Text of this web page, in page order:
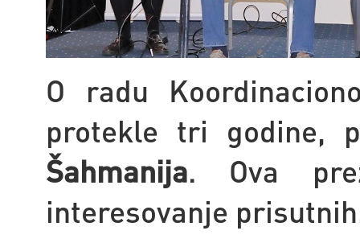
O radu
protekle tri godine,
Šahmanija. Ova
interesovanje